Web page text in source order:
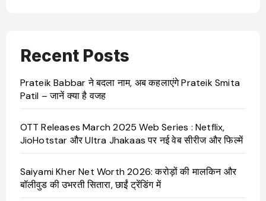
Recent Posts
Prateik Babbar ने बदला नाम, अब कहलाएंगे Prateik Smita
Patil – जानें क्या है वजह
OTT Releases March 2025 Web Series : Netflix,
JioHotstar और Ultra Jhakaas पर नई वेब सीरीज और फिल्में
Saiyami Kher Net Worth 2026: करोड़ों की मालकिन और
बॉलीवुड की उभरती सितारा, छाईं ट्रेंडिंग में